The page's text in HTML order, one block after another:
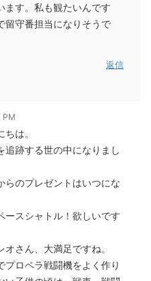
ます。私も観たいんです
留守番担当になりそうで
返信
PM
は。
追跡する世の中になりまし
らのプレゼントはいつにな
ースシャトル！欲しいです
さん、大満足ですね。
プロペラ戦闘機をよく作り